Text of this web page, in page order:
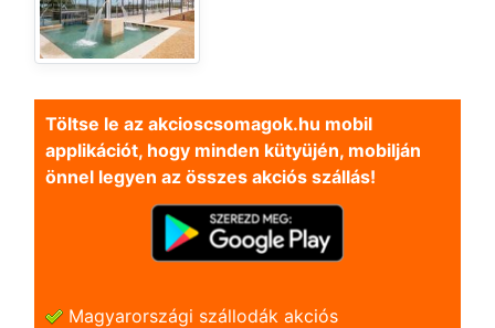
Töltse le az akcioscsomagok.hu mobil
applikációt, hogy minden kütyüjén, mobilján
önnel legyen az összes akciós szállás!
Magyarországi szállodák akciós